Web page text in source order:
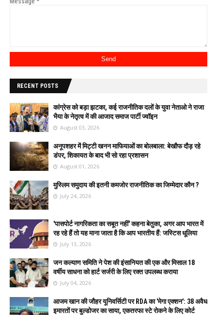
RECENT POSTS
कांग्रेस को बड़ा झटका, कई राजनीतिक दलों के युवा नेताओ ने राजा
भैया के नेतृत्व में की आजाद समाज पार्टी ज्वॉइन
August 03, 2026
अनूपशहर में मिट्टी खनन माफियाओं का बोलबाला: बेखौफ दौड़ रहे
डंपर, शिकायत के बाद भी सो रहा प्रशासन
August 01, 2026
मुस्लिम समुदाय की इतनी कमजोर राजनीतिक का जिम्मेदार कौन ?
July 24, 2026
'पासपोर्ट नागरिकता का सबूत नहीं' कहना बेतुका, अगर आप भारत में
रह रहे हैं तो यह माना जाता है कि आप भारतीय हैं: जस्टिस धूलिया
July 13, 2026
जन कल्याण समिति ने पेश की इंसानियत की एक और मिसाल 18
वर्षीय साधना को हार्ट सर्जरी के लिए रक्त उपलब्ध कराया
July 04, 2026
आजम खान की जौहर यूनिवर्सिटी पर RDA का 'मेगा एक्शन': 38 अवैध
इमारतों पर बुल्डोजर का साया, एकतरफा स्टे रोकने के लिए कोर्ट